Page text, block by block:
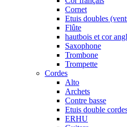
Cornet
Etuis doubles
Flûte
hautbois et cor
Saxophone
Trombone
Trompette
Cordes
Alto
Archets
Contre basse
Etuis double
ERHU